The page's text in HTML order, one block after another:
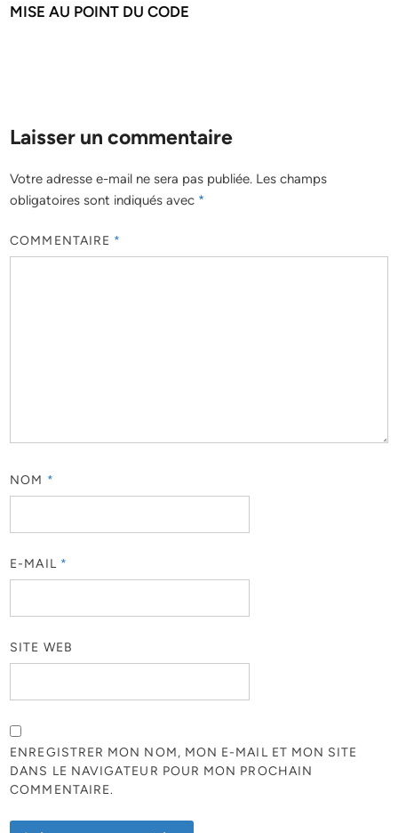
MISE AU POINT DU CODE
Laisser un commentaire
Votre adresse e-mail ne sera pas publiée. Les champs
obligatoires sont indiqués avec *
COMMENTAIRE *
NOM *
E-MAIL *
SITE WEB
ENREGISTRER MON NOM, MON E-MAIL ET MON SITE
DANS LE NAVIGATEUR POUR MON PROCHAIN
COMMENTAIRE.